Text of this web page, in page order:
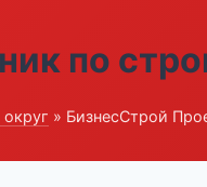
по
» БизнесСтрой